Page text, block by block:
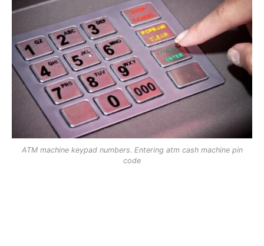
ATM machine keypad numbers. Entering atm cash machine pin
code